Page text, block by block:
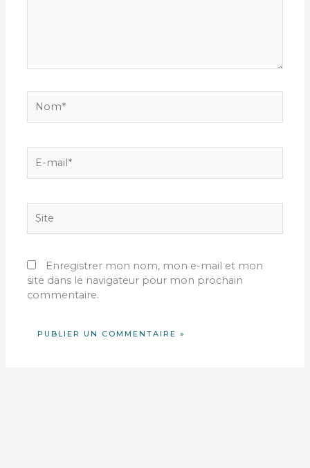
mail*
Enregistrer mon nom, mon e-mail et mon
site dans le navigateur pour mon prochain
commentaire.